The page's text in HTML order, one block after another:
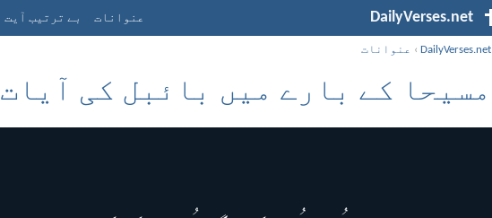
DailyVerses.net عنوانات بے ترتیب آیت
DailyVerses.net
› عنوانات
مسیحا کے بارے میں بائبل کی آیات